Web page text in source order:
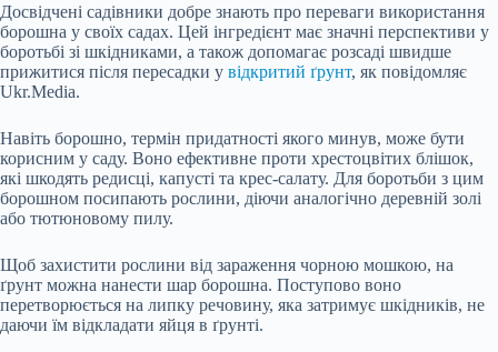
Досвідчені садівники добре знають про переваги використання
борошна у своїх садах. Цей інгредієнт має значні перспективи у
боротьбі зі шкідниками, а також допомагає розсаді швидше
прижитися після пересадки у відкритий ґрунт, як повідомляє
Ukr.Media.
Навіть борошно, термін придатності якого минув, може бути
корисним у саду. Воно ефективне проти хрестоцвітих блішок,
які шкодять редисці, капусті та крес-салату. Для боротьби з цим
борошном посипають рослини, діючи аналогічно деревній золі
або тютюновому пилу.
Щоб захистити рослини від зараження чорною мошкою, на
ґрунт можна нанести шар борошна. Поступово воно
перетворюється на липку речовину, яка затримує шкідників, не
даючи їм відкладати яйця в ґрунті.